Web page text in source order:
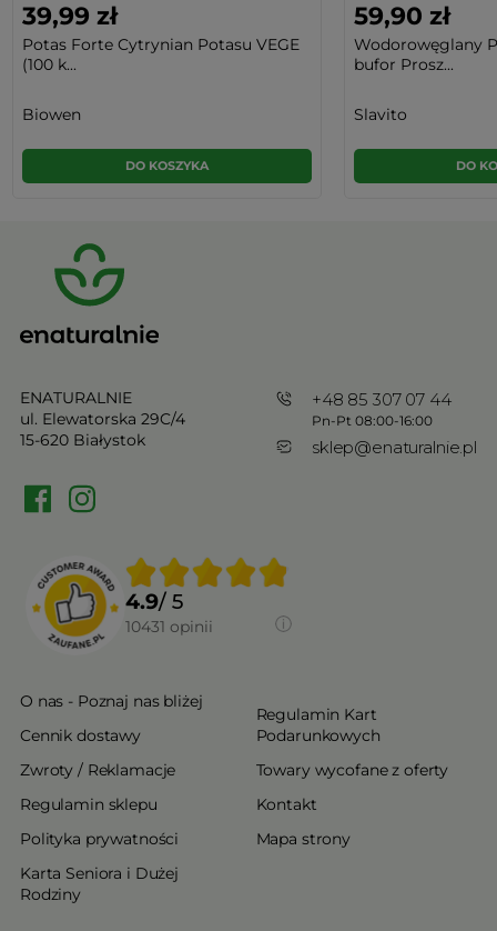
39,99 zł
Potas Forte Cytrynian Potasu VEGE
(100 k...
Biowen
DO KOSZYKA
59,90 zł
Wodorowęglany
bufor Prosz...
Slavito
DO
ENATURALNIE
ul. Elewatorska 29C/4
15-620 Białystok
+48 85 307 07 44
Pn-Pt 08:00-16:00
sklep@enaturalnie.pl
4.9/ 5
10431 opinii
O nas - Poznaj nas bliżej
Cennik dostawy
Zwroty / Reklamacje
Regulamin sklepu
Polityka prywatności
Karta Seniora i Dużej
Rodziny
Regulamin Kart
Podarunkowych
Towary wycofane z oferty
Kontakt
Mapa strony